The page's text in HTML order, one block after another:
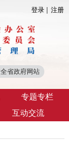
登录 注册
专题专栏
互动交流